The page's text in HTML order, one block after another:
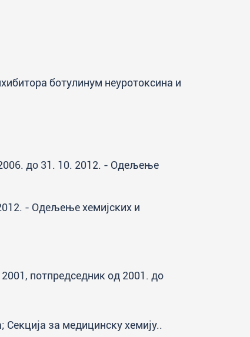
ботулинум неуротоксина и
до 31. 10. 2012. - Одељење
- Одељење хемијских и
потпредседник од 2001. до
Секција за медицинску хемију..